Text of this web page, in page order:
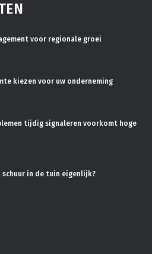
voor regionale groei
kiezen voor uw onderneming
tijdig signaleren voorkomt hoge
in de tuin eigenlijk?